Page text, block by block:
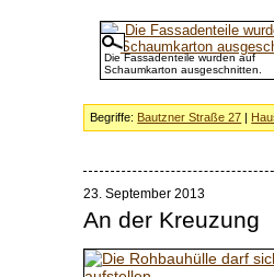
Die Fassadenteile wurden auf
Schaumkarton ausgeschnitten.
Begriffe: Bautzner Straße 27
23. September 2013
An der Kreuzung